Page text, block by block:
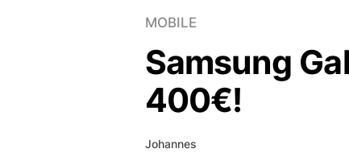
MOBILE
Samsung
400€!
Johannes